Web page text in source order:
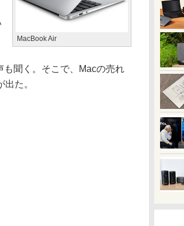
MacBook Air
聞く。そこで、Macの売れ
た。